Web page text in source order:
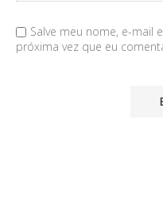
Salve meu nome, e-mail
próxima vez que eu